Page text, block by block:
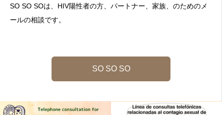
SO SO SOは、HIV陽性者の方、パートナー、家族、のためのメ
ールの相談です。
SO SO SO